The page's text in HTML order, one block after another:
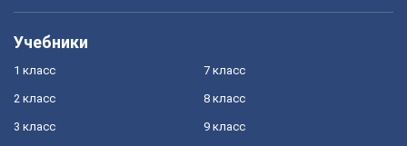
Учебники
1 класс
2 класс
3 класс
7 класс
8 класс
9 класс